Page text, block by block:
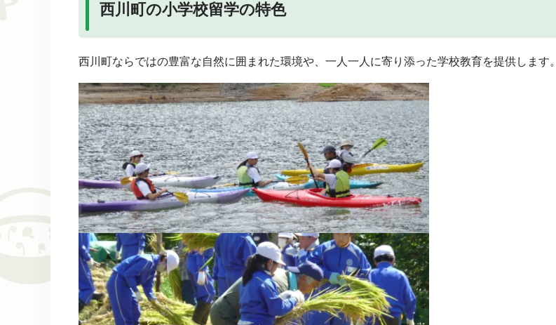
西川町の小学校留学の特色
西川町ならではの豊富な自然に囲まれた環境や、一人一人に寄り添った学校教育を提供します。